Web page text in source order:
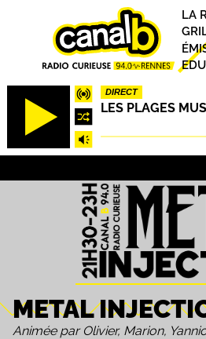
DIRECT
LES PLAGES
LA
METAL
Animée par Olivier, Marion,